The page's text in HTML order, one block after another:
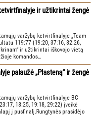
ir užtikrintai žengė
varžybų ketvirtfinalyje „Team
119:77 (19:20, 37:16, 32:26,
ir užtikrintai iškovojo vietą
komandos…
palaužė „Plasteną“ ir žengė
varžybų ketvirtfinalyje BC
18:25, 19:18, 29:22) įveikė
į pusfinalį.Rungtynės prasidėjo